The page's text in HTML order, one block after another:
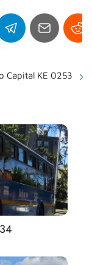
Capital KE 0253